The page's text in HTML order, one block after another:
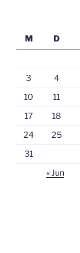
M
D
3
4
10
11
17
18
24
25
31
« Jun